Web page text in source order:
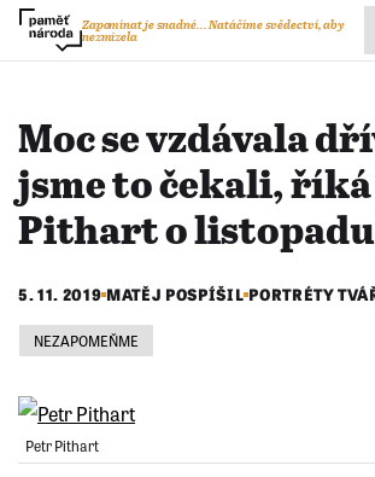
Zapomínat je snadné...Natáčíme svědectví, aby
nezmizela
Moc se vzdávala
jsme to čekali,
Pithart o listopadu
5. 11. 2019 MATĚJ POSPÍŠIL PORTRÉTY
NEZAPOMEŇME
Petr Pithart